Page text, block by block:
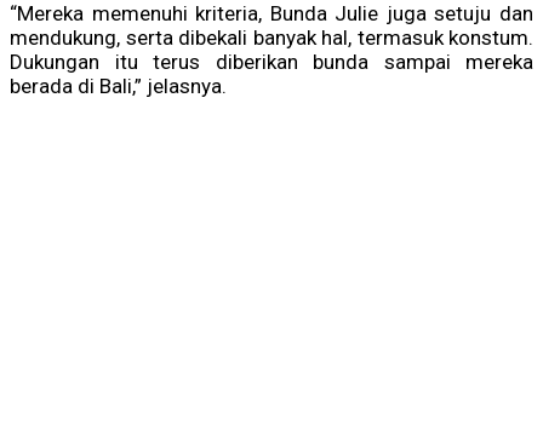
“Mereka memenuhi kriteria, Bunda Julie juga setuju dan
mendukung, serta dibekali banyak hal, termasuk konstum.
Dukungan itu terus diberikan bunda sampai mereka
berada di Bali,” jelasnya.